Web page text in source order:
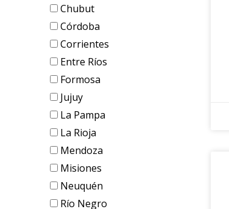
Chubut
Córdoba
Corrientes
Entre Ríos
Formosa
Jujuy
La Pampa
La Rioja
Mendoza
Misiones
Neuquén
Río Negro